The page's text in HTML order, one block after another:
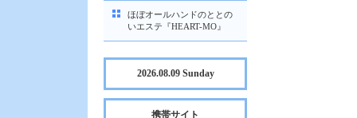
ほぼオールハンドのととの
いエステ『HEART-MO』
2026.08.09 Sunday
携帯サイト